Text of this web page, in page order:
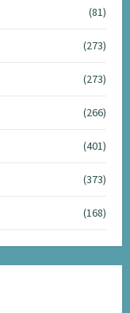
(81)
(273)
(273)
(266)
(401)
(373)
(168)